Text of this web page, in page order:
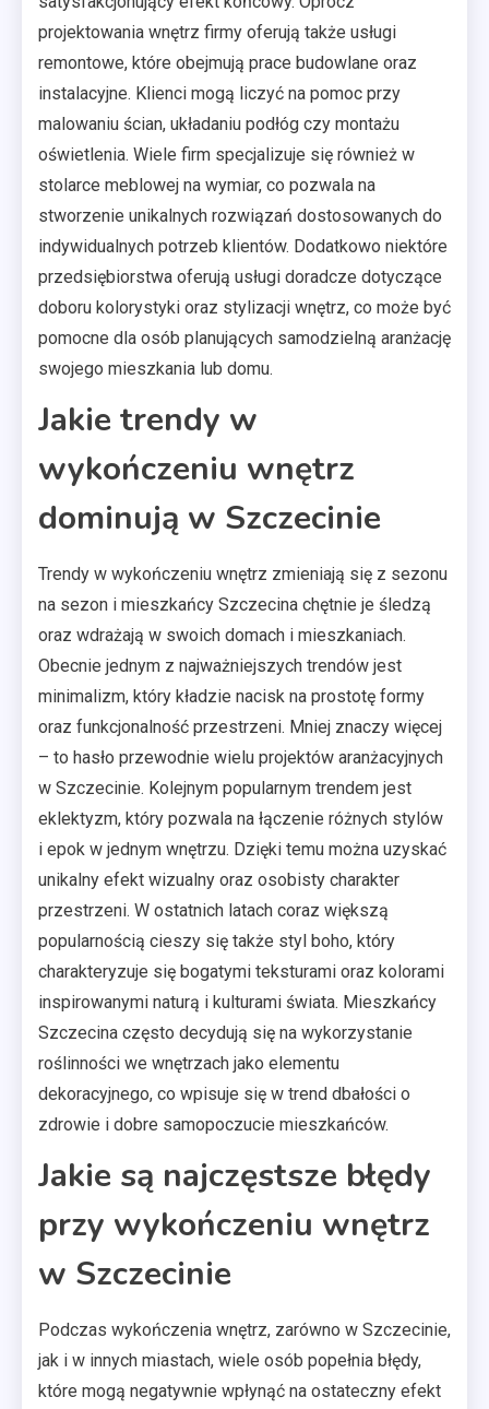
projektowania wnętrz firmy oferują także usługi
remontowe, które obejmują prace budowlane oraz
instalacyjne. Klienci mogą liczyć na pomoc przy
malowaniu ścian, układaniu podłóg czy montażu
oświetlenia. Wiele firm specjalizuje się również w
stolarce meblowej na wymiar, co pozwala na
stworzenie unikalnych rozwiązań dostosowanych do
indywidualnych potrzeb klientów. Dodatkowo niektóre
przedsiębiorstwa oferują usługi doradcze dotyczące
doboru kolorystyki oraz stylizacji wnętrz, co może być
pomocne dla osób planujących samodzielną aranżację
swojego mieszkania lub domu.
Jakie trendy w
wykończeniu wnętrz
dominują w Szczecinie
Trendy w wykończeniu wnętrz zmieniają się z sezonu
na sezon i mieszkańcy Szczecina chętnie je śledzą
oraz wdrażają w swoich domach i mieszkaniach.
Obecnie jednym z najważniejszych trendów jest
minimalizm, który kładzie nacisk na prostotę formy
oraz funkcjonalność przestrzeni. Mniej znaczy więcej
– to hasło przewodnie wielu projektów aranżacyjnych
w Szczecinie. Kolejnym popularnym trendem jest
eklektyzm, który pozwala na łączenie różnych stylów
i epok w jednym wnętrzu. Dzięki temu można uzyskać
unikalny efekt wizualny oraz osobisty charakter
przestrzeni. W ostatnich latach coraz większą
popularnością cieszy się także styl boho, który
charakteryzuje się bogatymi teksturami oraz kolorami
inspirowanymi naturą i kulturami świata. Mieszkańcy
Szczecina często decydują się na wykorzystanie
roślinności we wnętrzach jako elementu
dekoracyjnego, co wpisuje się w trend dbałości o
zdrowie i dobre samopoczucie mieszkańców.
Jakie są najczęstsze błędy
przy wykończeniu wnętrz
w Szczecinie
Podczas wykończenia wnętrz, zarówno w Szczecinie,
jak i w innych miastach, wiele osób popełnia błędy,
które mogą negatywnie wpłynąć na ostateczny efekt